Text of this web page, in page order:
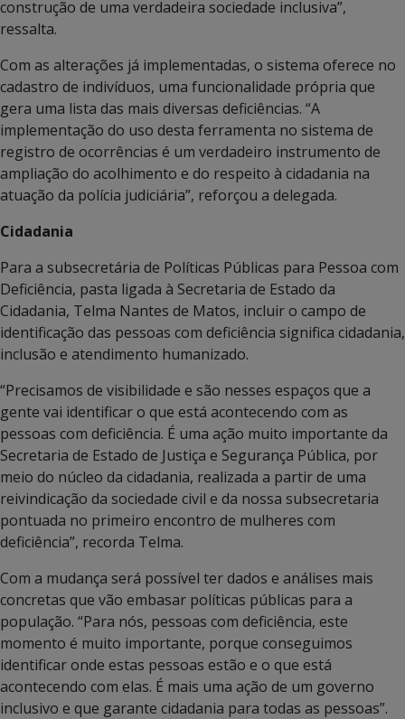
construção de uma verdadeira sociedade inclusiva”,
ressalta.
Com as alterações já implementadas, o sistema oferece no
cadastro de indivíduos, uma funcionalidade própria que
gera uma lista das mais diversas deficiências. “A
implementação do uso desta ferramenta no sistema de
registro de ocorrências é um verdadeiro instrumento de
ampliação do acolhimento e do respeito à cidadania na
atuação da polícia judiciária”, reforçou a delegada.
Cidadania
Para a subsecretária de Políticas Públicas para Pessoa com
Deficiência, pasta ligada à Secretaria de Estado da
Cidadania, Telma Nantes de Matos, incluir o campo de
identificação das pessoas com deficiência significa cidadania,
inclusão e atendimento humanizado.
“Precisamos de visibilidade e são nesses espaços que a
gente vai identificar o que está acontecendo com as
pessoas com deficiência. É uma ação muito importante da
Secretaria de Estado de Justiça e Segurança Pública, por
meio do núcleo da cidadania, realizada a partir de uma
reivindicação da sociedade civil e da nossa subsecretaria
pontuada no primeiro encontro de mulheres com
deficiência”, recorda Telma.
Com a mudança será possível ter dados e análises mais
concretas que vão embasar políticas públicas para a
população. “Para nós, pessoas com deficiência, este
momento é muito importante, porque conseguimos
identificar onde estas pessoas estão e o que está
acontecendo com elas. É mais uma ação de um governo
inclusivo e que garante cidadania para todas as pessoas”.